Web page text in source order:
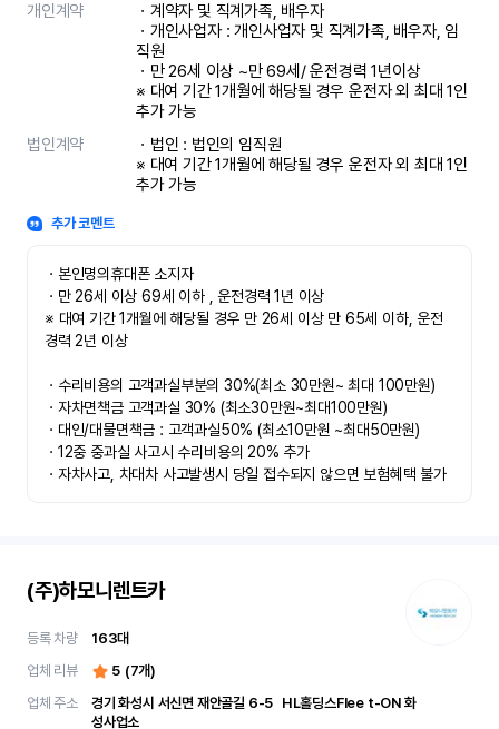
개인계약
ㆍ계약자 및 직계가족, 배우자
ㆍ개인사업자 : 개인사업자 및 직계가족, 배우자, 임
직원
ㆍ만 26세 이상 ~만 69세/ 운전경력 1년이상
※ 대여 기간 1개월에 해당될 경우 운전자 외 최대 1인
추가 가능
법인계약
ㆍ법인 : 법인의 임직원
※ 대여 기간 1개월에 해당될 경우 운전자 외 최대 1인
추가 가능
추가 코멘트
ㆍ본인명의휴대폰 소지자
ㆍ만 26세 이상 69세 이하 , 운전경력 1년 이상
※ 대여 기간 1개월에 해당될 경우 만 26세 이상 만 65세 이하, 운전
경력 2년 이상
ㆍ수리비용의 고객과실부분의 30%(최소 30만원~ 최대 100만원)
ㆍ자차면책금 고객과실 30% (최소30만원~최대100만원)
ㆍ대인/대물면책금 : 고객과실50% (최소10만원 ~최대50만원)
ㆍ12중 중과실 사고시 수리비용의 20% 추가
ㆍ자차사고, 차대차 사고발생시 당일 접수되지 않으면 보험혜택 불가
(주)하모니렌트카
등록 차량 163대
업체 리뷰
5 (7개)
업체 주소
경기 화성시 서신면 재안골길 6-5	 HL홀딩스Flee t-ON 화
성사업소